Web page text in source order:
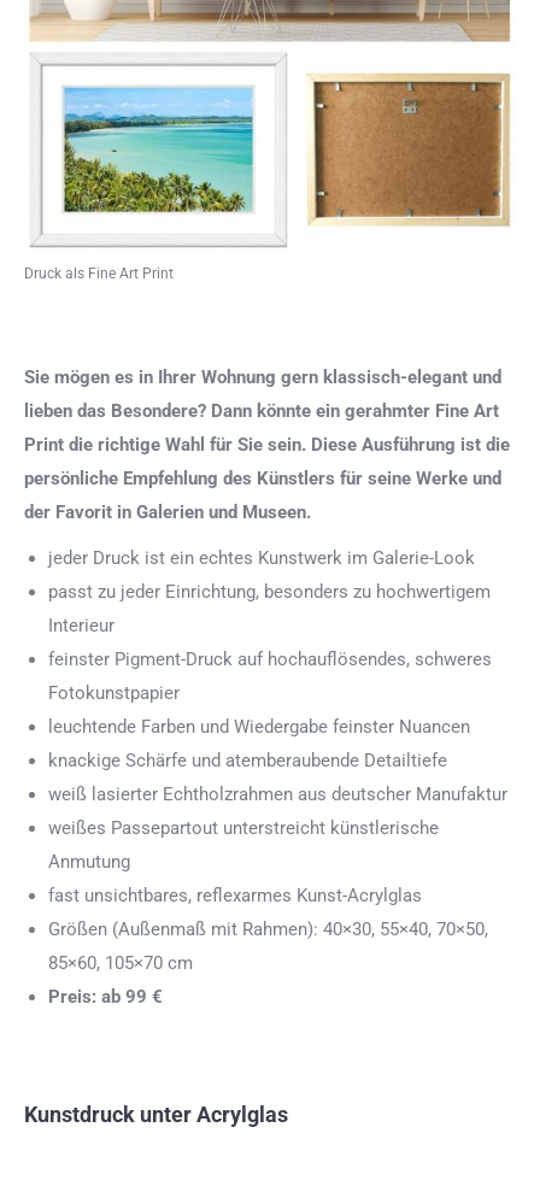
Druck als Fine Art Print
Sie mögen es in Ihrer Wohnung gern klassisch-elegant und
lieben das Besondere? Dann könnte ein gerahmter Fine Art
Print die richtige Wahl für Sie sein. Diese Ausführung ist die
persönliche Empfehlung des Künstlers für seine Werke und
der Favorit in Galerien und Museen.
jeder Druck ist ein echtes Kunstwerk im Galerie-Look
passt zu jeder Einrichtung, besonders zu hochwertigem
Interieur
feinster Pigment-Druck auf hochauflösendes, schweres
Fotokunstpapier
leuchtende Farben und Wiedergabe feinster Nuancen
knackige Schärfe und atemberaubende Detailtiefe
weiß lasierter Echtholzrahmen aus deutscher Manufaktur
weißes Passepartout unterstreicht künstlerische
Anmutung
fast unsichtbares, reflexarmes Kunst-Acrylglas
Größen (Außenmaß mit Rahmen): 40×30, 55×40, 70×50,
85×60, 105×70 cm
Preis: ab 99 €
Kunstdruck unter Acrylglas